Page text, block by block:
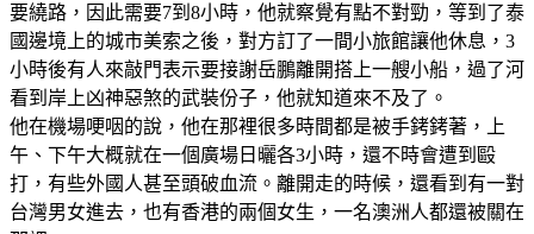
要繞路，因此需要7到8小時，他就察覺有點不對勁，等到了泰
國邊境上的城市美索之後，對方訂了一間小旅館讓他休息，3
小時後有人來敲門表示要接謝岳鵬離開搭上一艘小船，過了河
看到岸上凶神惡煞的武裝份子，他就知道來不及了。
他在機場哽咽的說，他在那裡很多時間都是被手銬銬著，上
午、下午大概就在一個廣場日曬各3小時，還不時會遭到毆
打，有些外國人甚至頭破血流。離開走的時候，還看到有一對
台灣男女進去，也有香港的兩個女生，一名澳洲人都還被關在